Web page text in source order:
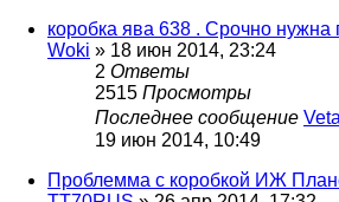
коробка ява 638 . Срочно
Woki » 18 июн 2014, 23:24
2 Ответы
2515 Просмотры
Последнее сообщение Vetal
19 июн 2014, 10:49
Проблемма с коробкой ИЖ